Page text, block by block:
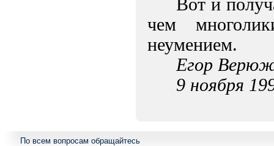
Вот и
чем
неумением.
Егор
9 ноября
По всем вопросам обращайтесь